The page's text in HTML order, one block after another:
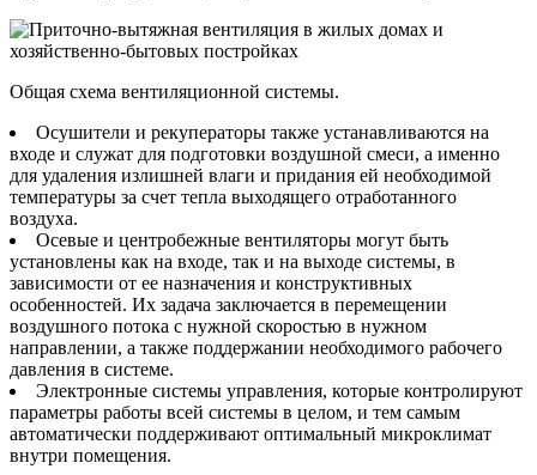
Общая схема вентиляционной системы.
Осушители и рекуператоры также устанавливаются на
входе и служат для подготовки воздушной смеси, а именно
для удаления излишней влаги и придания ей необходимой
температуры за счет тепла выходящего отработанного
воздуха.
Осевые и центробежные вентиляторы могут быть
установлены как на входе, так и на выходе системы, в
зависимости от ее назначения и конструктивных
особенностей. Их задача заключается в перемещении
воздушного потока с нужной скоростью в нужном
направлении, а также поддержании необходимого рабочего
давления в системе.
Электронные системы управления, которые контролируют
параметры работы всей системы в целом, и тем самым
автоматически поддерживают оптимальный микроклимат
внутри помещения.